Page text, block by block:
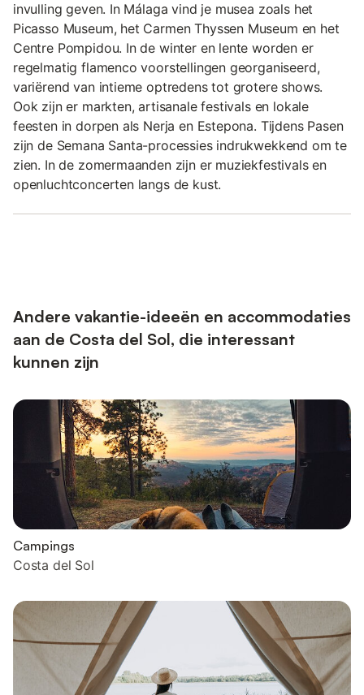
invulling geven. In Málaga vind je musea zoals het
Picasso Museum, het Carmen Thyssen Museum en het
Centre Pompidou. In de winter en lente worden er
regelmatig flamenco voorstellingen georganiseerd,
variërend van intieme optredens tot grotere shows.
Ook zijn er markten, artisanale festivals en lokale
feesten in dorpen als Nerja en Estepona. Tijdens Pasen
zijn de Semana Santa-processies indrukwekkend om te
zien. In de zomermaanden zijn er muziekfestivals en
openluchtconcerten langs de kust.
Andere vakantie-ideeën en accommodaties
aan de Costa del Sol, die interessant
kunnen zijn
Campings
Costa del Sol